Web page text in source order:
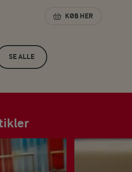
SAUCE 4% 0,5 L KØB HER
MOZZARELLA
SE ALLE